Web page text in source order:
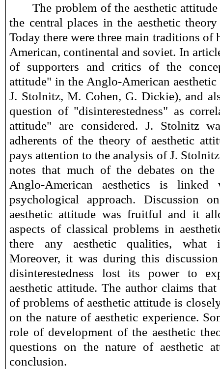
The problem of the aesthetic
the central places in the aesthetic
Today there were three main traditions
American, continental and soviet. In
of supporters and critics of the
attitude" in the Anglo-American
J. Stolnitz, M. Cohen, G. Dickie), and
question of "disinterestedness" as
attitude" are considered. J. Stolnitz
adherents of the theory of aesthetic
pays attention to the analysis of J.
notes that much of the debates on the
Anglo-American aesthetics is
psychological approach. Discussion
aesthetic attitude was fruitful and it
aspects of classical problems in
there any aesthetic qualities, what
Moreover, it was during this
disinterestedness lost its power to
aesthetic attitude. The author claims
of problems of aesthetic attitude is
on the nature of aesthetic experience.
role of development of the aesthetic
questions on the nature of aesthetic
conclusion.